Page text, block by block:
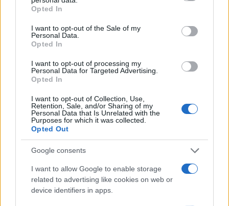
grant or deny consent to Google and its third-party tags to
use your data for below specified purposes in below Google
consent section.
Opted In
I want to opt-out of the Sale of my
Personal Data.
Opted In
I want to opt-out of processing my
Personal Data for Targeted Advertising.
Opted In
I want to opt-out of Collection, Use,
Retention, Sale, and/or Sharing of my
Personal Data that Is Unrelated with the
Purposes for which it was collected.
Opted Out
Google consents
I want to allow Google to enable storage
related to advertising like cookies on web or
device identifiers in apps.
Καλοκαιρινό εβδομαδιαίο μενού με 7
ελαφριές ελληνικές συνταγές για
Καλοκαιρινό εβδομαδιαίο μενού με
κάθε μέρα
Καλοκαιρινό εβδομαδιαίο μενού με
ελαφριές ελληνικές συνταγές για
κάθε μέρα